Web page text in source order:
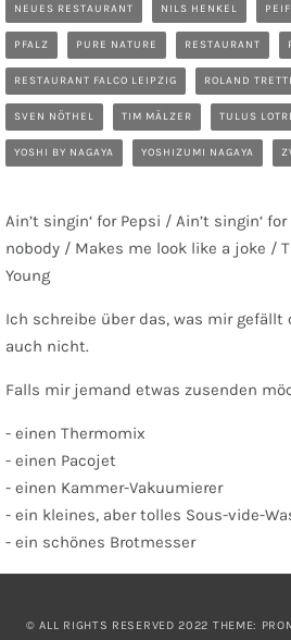
NEUES RESTAURANT NILS HENKEL
PFALZ PURE NATURE RESTAURANT
RESTAURANT FALCO LEIPZIG ROLAND
SVEN NÖTHEL TIM MÄLZER TULUS
YOSHI BY NAGAYA YOSHIZUMI NAGAYA
Ain’t singin‘ for Pepsi / Ain’t singin‘
nobody / Makes me look like a joke /
Young
Ich schreibe über das, was mir gefällt
auch nicht.
Falls mir jemand etwas zusenden
- einen Thermomix
- einen Pacojet
- einen Kammer-Vakuumierer
- ein kleines, aber tolles Sous-vide-
- ein schönes Brotmesser
© ALL RIGHTS RESERVED 2022 THEME: